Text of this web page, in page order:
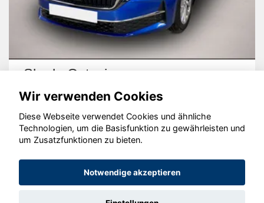
Skoda Octavia
© konjunkturmotor.de GmbH 2020 - 2026
Wir verwenden Cookies
Diese Webseite verwendet Cookies und ähnliche
Technologien, um die Basisfunktion zu gewährleisten und
um Zusatzfunktionen zu bieten.
Notwendige akzeptieren